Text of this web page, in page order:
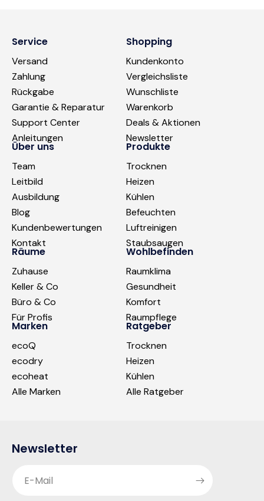
Service
Versand
Zahlung
Rückgabe
Garantie & Reparatur
Support Center
Anleitungen
Shopping
Kundenkonto
Vergleichsliste
Wunschliste
Warenkorb
Deals & Aktionen
Newsletter
Über uns
Team
Leitbild
Ausbildung
Blog
Kundenbewertungen
Kontakt
Produkte
Trocknen
Heizen
Kühlen
Befeuchten
Luftreinigen
Staubsaugen
Räume
Zuhause
Keller & Co
Büro & Co
Für Profis
Wohlbefinden
Raumklima
Gesundheit
Komfort
Raumpflege
Marken
ecoQ
ecodry
ecoheat
Alle Marken
Ratgeber
Trocknen
Heizen
Kühlen
Alle Ratgeber
Newsletter
E-Mail